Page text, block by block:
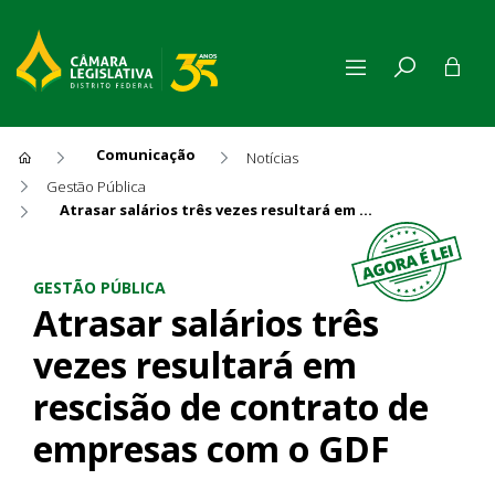
Comunicação
Notícias
Gestão Pública
Atrasar salários três vezes resultará em rescisão de contrato de empresas com o GDF
Atrasar salários três vezes
GESTÃO PÚBLICA
Atrasar salários três
vezes resultará em
rescisão de contrato de
empresas com o GDF